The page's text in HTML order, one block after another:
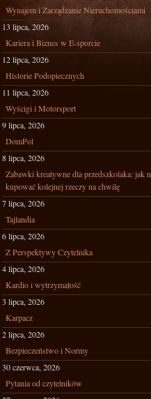
Wynajem i Zarządzanie Nieruchomościami
13 lipca, 2026
Kariera i Biznes w E-sporcie
12 lipca, 2026
Historie Podopiecznych
11 lipca, 2026
Wyścigi i Motorsport
9 lipca, 2026
DomPol
8 lipca, 2026
Zabawki kreatywne dla przedszkolaka: jak
kupować kolejnej rzeczy na chwilę
7 lipca, 2026
Tajlandia
6 lipca, 2026
Z Perspektywy Czytelnika
4 lipca, 2026
Kardio i wytrzymałość
3 lipca, 2026
Karpacz
2 lipca, 2026
Bezpieczeństwo i Normy
30 czerwca, 2026
Pytania od czytelników